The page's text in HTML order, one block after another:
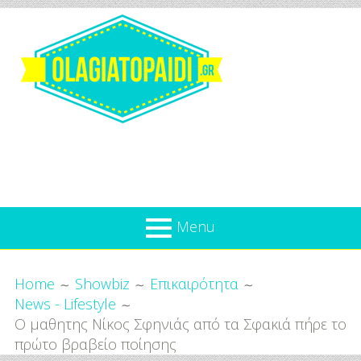
content
Menu
Για
το
Παιδί
Επικαιρότητα
Προσφορές
Home Showbiz
Επικαιρότητα
News - Lifestyle
Ο μαθητης Νίκος Σφηνιάς από τα Σφακιά πήρε το
πρώτο βραβείο ποίησης